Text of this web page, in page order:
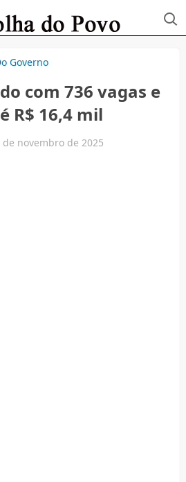
Governo
com 736 vagas e
R$ 16,4 mil
de novembro de 2025